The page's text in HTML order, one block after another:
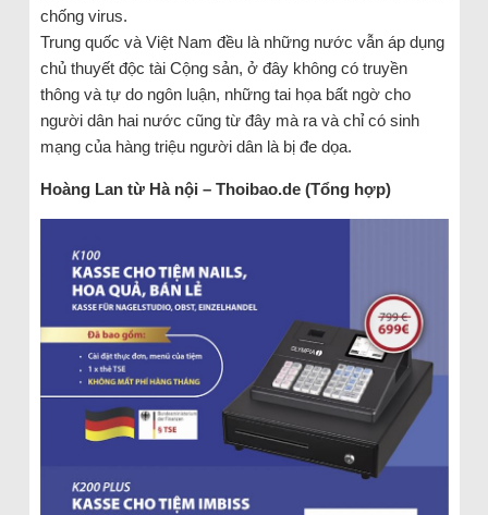
chống virus.
Trung quốc và Việt Nam đều là những nước vẫn áp dụng
chủ thuyết độc tài Cộng sản, ở đây không có truyền
thông và tự do ngôn luận, những tai họa bất ngờ cho
người dân hai nước cũng từ đây mà ra và chỉ có sinh
mạng của hàng triệu người dân là bị đe dọa.
Hoàng Lan từ Hà nội – Thoibao.de (Tổng hợp)